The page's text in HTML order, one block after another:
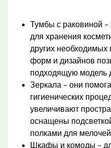
Тумбы с раковиной
для хранения
других необходимых
форм и дизайнов
подходящую модель
Зеркала – они
гигиенических
увеличивают
оснащены
полками для
Шкафы и комоды –